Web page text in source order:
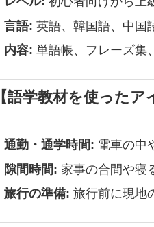
言語: 英語、韓国語、中国
内容: 単語帳、フレーズ集
【語学教材を使ったア
通勤・通学時間: 電車の中
隙間時間: 家事の合間や寝
旅行の準備: 旅行前に現地